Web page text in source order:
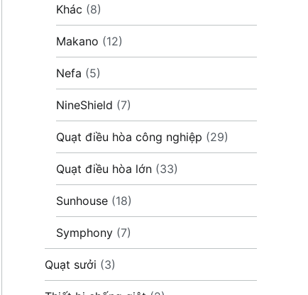
Khác (8)
Makano (12)
Nefa (5)
NineShield (7)
Quạt điều hòa công nghiệp (29)
Quạt điều hòa lớn (33)
Sunhouse (18)
Symphony (7)
Quạt sưởi (3)